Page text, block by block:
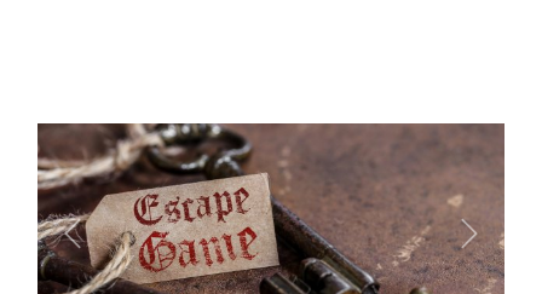
Previous Next